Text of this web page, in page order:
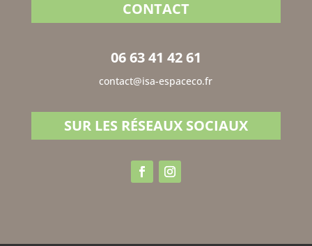
CONTACT
06 63 41 42 61
contact@isa-espaceco.fr
SUR LES RÉSEAUX SOCIAUX